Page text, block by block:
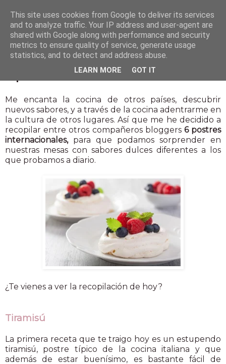
6 postres internacionales
Me encanta la cocina de otros países, descubrir
nuevos sabores, y a través de la cocina adentrarme en
la cultura de otros lugares. Así que me he decidido a
recopilar entre otros compañeros bloggers 6 postres
internacionales,para que podamos sorprender en
nuestras mesas con sabores dulces diferentes a los
que probamos a diario.
¿Te vienes a ver la recopilación de hoy?
Tiramisú
La primera receta que te traigo hoy es un estupendo
tiramisú, postre típico de la cocina italiana y que
además de estar buenísimo, es bastante fácil de
This site uses cookies from Google to deliver its services
and to analyze traffic. Your IP address and user-agent are
shared with Google along with performance and security
metrics to ensure quality of service, generate usage
statistics, and to detect and address abuse.
LEARN MORE GOT IT